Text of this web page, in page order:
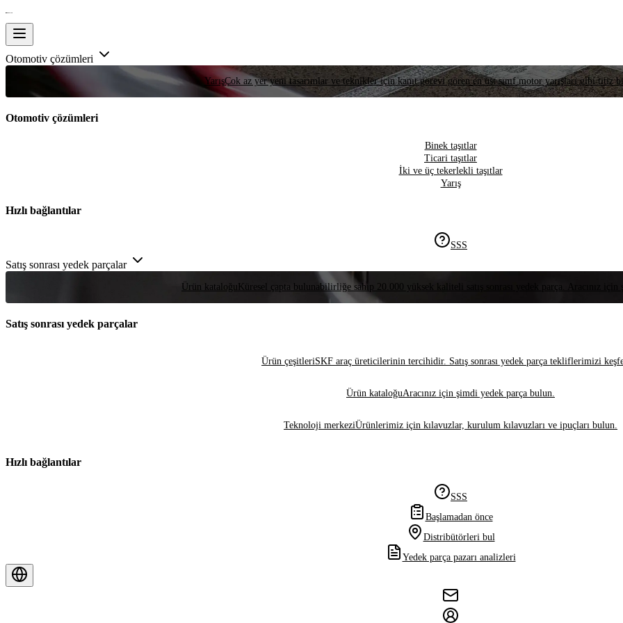
Otomotiv çözümleri
YarışÇok az yer yeni tasarımlar ve teknikler için kanıt görevi gören en üst sınıf motor yarışları gibi titiz
Otomotiv çözümleri
Binek taşıtlar
Ticari taşıtlar
İki ve üç tekerlekli taşıtlar
Yarış
Hızlı bağlantılar
SSS
Satış sonrası yedek parçalar
Ürün kataloğu Küresel çapta bulunabilirliğe sahip 20.000 yüksek kaliteli satış sonrası yedek parça. Aracınız
Satış sonrası yedek parçalar
Ürün çeşitleriSKF araç üreticilerinin tercihidir. Satış sonrası yedek parça tekliflerimizi
Ürün kataloğuAracınız için şimdi yedek parça bulun.
Teknoloji merkeziÜrünlerimiz için kılavuzlar, kurulum kılavuzları ve ipuçları bulun.
Hızlı bağlantılar
SSS
Başlamadan önce
Distribütörleri bul
Yedek parça pazarı analizleri